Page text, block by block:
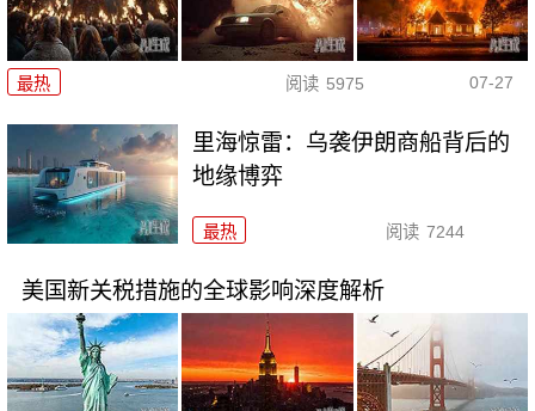
最热 阅读 5975 07-27
里海惊雷：乌袭伊朗商船背后的
地缘博弈
最热 阅读 7244
美国新关税措施的全球影响深度解析